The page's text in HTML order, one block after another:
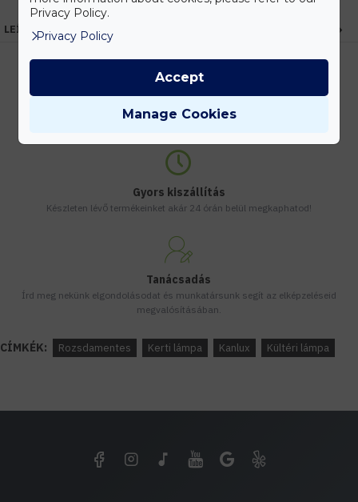
LEÍRÁS
Vásárolj nagyobb mennyiségben és megadjuk a legjobb gyártói árakat.
Gyors kiszállítás
Készleten lévő termékeinket akár 24 órán belül megkaphatod!
Tanácsadás
Írd meg nekünk elgondolásodat és munkatársunk segít az elképzeléseid
megvalósításában.
CÍMKÉK: Rozsdamentes Kerti lámpa Kanlux Kültéri lámpa
Privacy Policy.
Privacy Policy
Manage Cookies
Accept